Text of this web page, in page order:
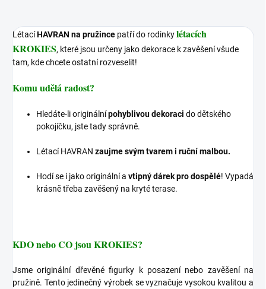
LétacíHAVRAN na pružince patří do rodinkylétacích
KROKIES, které jsou určeny jako dekorace k zavěšení všude
tam, kde chcete ostatní rozveselit!
Komu udělá radost?
Hledáte-li originálnípohyblivou dekoraci do dětského
pokojíčku, jste tady správně.
Létací HAVRAN zaujme svým tvarem i ruční malbou.
Hodí se i jako originální a vtipný dárek pro dospělé! Vypadá
krásně třeba zavěšený na kryté terase.
KDO nebo CO jsou KROKIES?
Jsme originální dřevěné figurky k posazení nebo zavěšení na
pružině. Tento jedinečný výrobek se vyznačuje vysokou kvalitou a